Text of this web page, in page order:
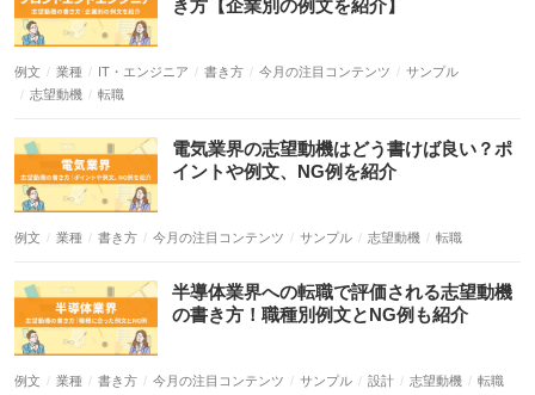
例文 業種 IT・エンジニア 書き方 今月の注目コンテンツ
サンプル
志望動機
転職
例文 業種 書き方 今月の注目コンテンツ サンプル 志望動機 転職
例文 業種 書き方 今月の注目コンテンツ サンプル 設計 志望動機 転職